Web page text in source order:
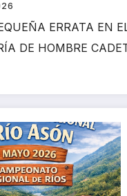
ERRATA EN
DE HOMBRE